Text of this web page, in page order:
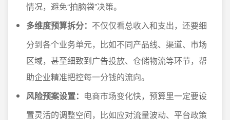
情况，避免“拍脑袋”决策。
多维度预算拆分： 不仅仅看总收入和支出，还要细
分到各个业务单元，比如不同产品线、渠道、市场
区域，甚至细致到广告投放、仓储物流等环节，帮
助企业精准把控每一分钱的流向。
风险预案设置： 电商市场变化快，预算里一定要设
置灵活的调整空间，比如应对流量波动、平台政策